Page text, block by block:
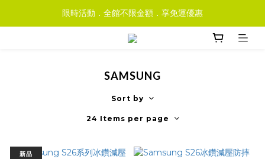
限時活動．全館不限金額．享免運優惠
SAMSUNG
Sort by
24 Items per page
新品